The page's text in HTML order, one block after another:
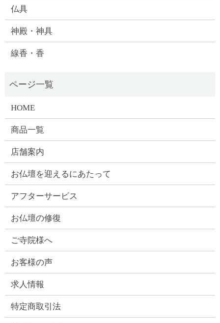
仏具
神殿・神具
線香・香
HOME
商品一覧
店舗案内
お仏壇を迎えるにあたって
アフターサービス
お仏壇の修復
ご寺院様へ
お客様の声
求人情報
特定商取引法